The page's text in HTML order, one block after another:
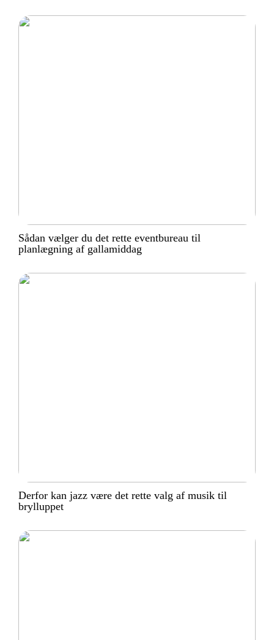
Sådan vælger du det rette eventbureau til
planlægning af gallamiddag
Derfor kan jazz være det rette valg af musik til
brylluppet